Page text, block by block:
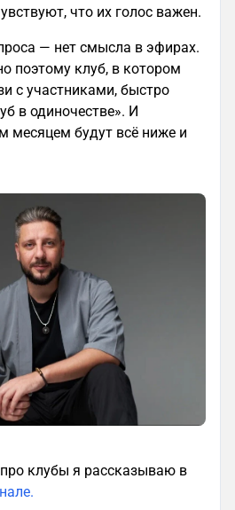
что их голос важен.
— нет смысла в эфирах.
поэтому клуб, в котором
с участниками, быстро
в одиночестве». И
месяцем будут всё ниже и
клубы я рассказываю в